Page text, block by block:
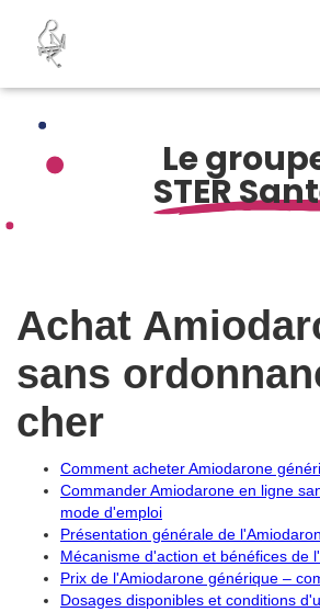
Le
STER
Achat
sans
cher
Comment acheter Amiodarone
Commander Amiodarone en ligne
mode d'emploi
Présentation générale de
Mécanisme d'action et bénéfices de
Prix de l'Amiodarone générique –
Dosages disponibles et conditions